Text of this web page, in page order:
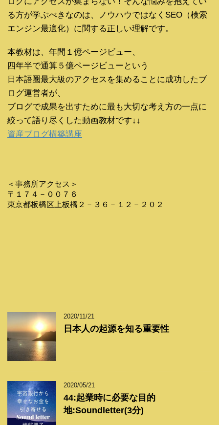
る方が学ぶべきなのは、ノウハウではなくSEO（検索
エンジン最適化）に関する正しい理解です。
本教材は、年間１億ページビュー、
四年半で通算５億ページビューという
日本語圏最大級のアクセスを集めることに成功したブ
ログ運営者が、
ブログで成果を出すために最も大切な考え方の一点に
絞って語り尽くした動画教材です↓↓
資産ブログ構築講座
＜事務所アクセス＞
〒１７４－００７６
東京都板橋区上板橋２－３６－１２－２０２
2020/11/21
日本人の起源を知る重要性
2020/05/21
44:起業時に必要な目的
地:Soundletter(3分)